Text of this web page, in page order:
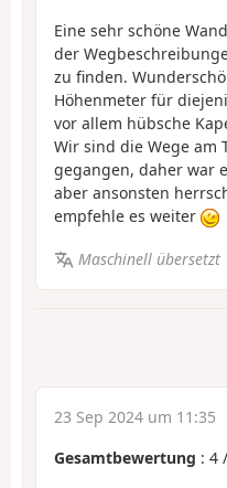
Eine sehr schöne
der
zu finden.
Höhenmeter für
vor allem hübsche
Wir sind die Wege am
gegangen, daher war
aber ansonsten
empfehle es weiter
Maschinell übersetzt
23 Sep 2024 um 11:35
Gesamtbewertung : 4 /